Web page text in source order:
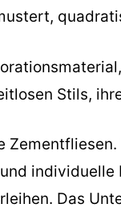
Stils,
Das